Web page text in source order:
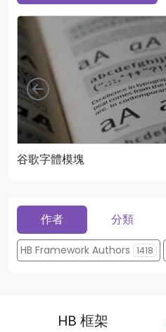
谷歌字體模塊
向左
作者 分類
HB Framework Authors 1418
HB 框架